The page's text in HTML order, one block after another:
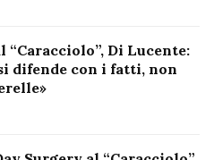
“Caracciolo”, Di Lucente:
difende con i fatti, non